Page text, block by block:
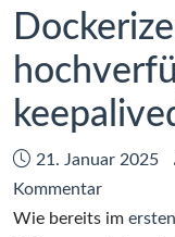
Database
Datum:
21. Januar 2025
Kommentarzu
Wie bereits im